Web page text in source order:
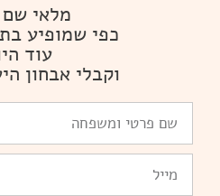
מלאי
כפי שמופיע
עוד
וקבלי אבחון
פרטי
ומשפחה